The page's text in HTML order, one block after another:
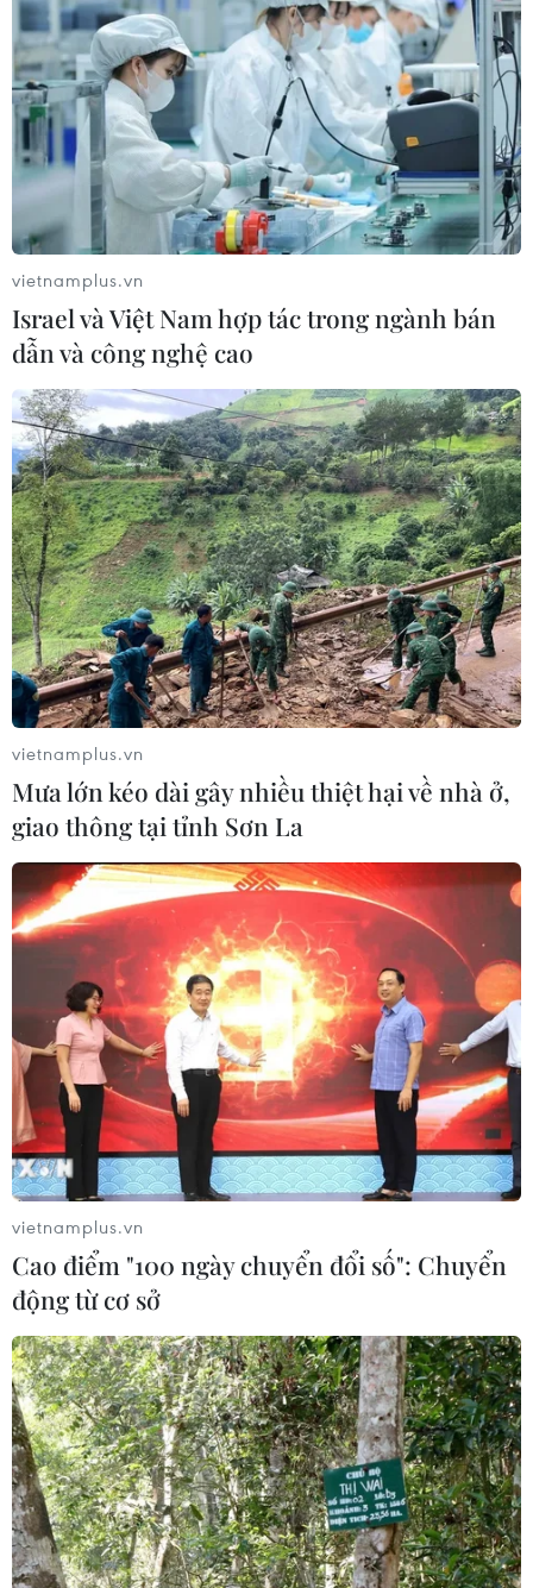
vietnamplus.vn
Israel và Việt Nam hợp tác trong ngành bán
dẫn và công nghệ cao
vietnamplus.vn
Mưa lớn kéo dài gây nhiều thiệt hại về nhà ở,
giao thông tại tỉnh Sơn La
vietnamplus.vn
Cao điểm "100 ngày chuyển đổi số": Chuyển
động từ cơ sở